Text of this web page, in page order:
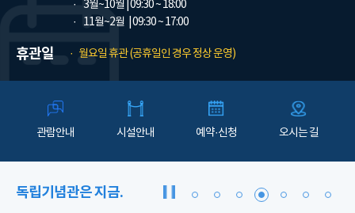
3월~10월 | 09:30 ~ 18:00
11월~2월
| 09:30 ~ 17:00
휴관일 월요일 휴관 (공휴일인 경우 정상 운영)
관람안내 시설안내 예약·신청 오시는 길
독립기념관은 지금.